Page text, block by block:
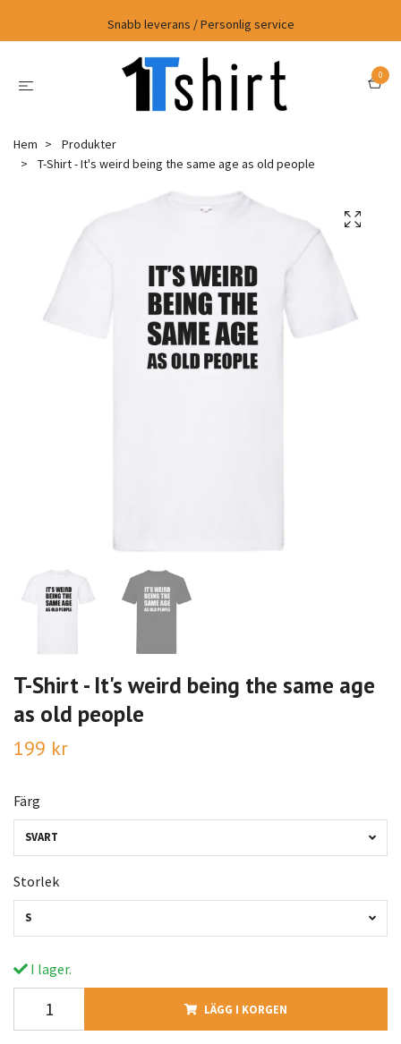
Snabb leverans / Personlig service
0
Hem
Produkter
T-Shirt - It's weird being the same age as old people
T-Shirt - It's weird being the same age
as old people
199 kr
Färg
SVART
Storlek
S
I lager.
LÄGG I KORGEN